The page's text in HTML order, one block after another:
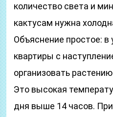
количество света и
кактусам нужна
Объяснение простое: в
квартиры с
организовать
Это высокая
дня выше 14 часов.